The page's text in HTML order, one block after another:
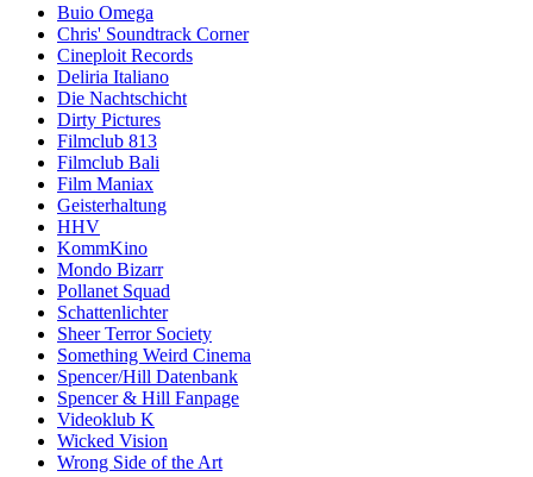
Buio Omega
Chris' Soundtrack Corner
Cineploit Records
Deliria Italiano
Die Nachtschicht
Dirty Pictures
Filmclub 813
Filmclub Bali
Film Maniax
Geisterhaltung
HHV
KommKino
Mondo Bizarr
Pollanet Squad
Schattenlichter
Sheer Terror Society
Something Weird Cinema
Spencer/Hill Datenbank
Spencer & Hill Fanpage
Videoklub K
Wicked Vision
Wrong Side of the Art